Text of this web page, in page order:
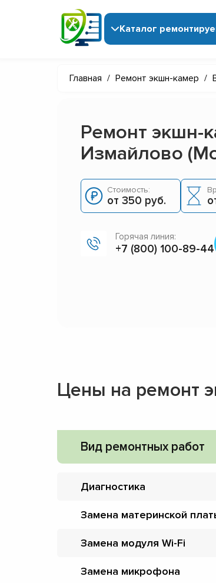
Каталог
Главная / Ремонт экшн-камер /
Ремонт экшн-
Измайлово
Стоимость:
от 350 руб.
Горячая линия:
+7 (800) 100-89-44
Цены на ремонт
Вид ремонтных работ
Диагностика
Замена материнской
Замена модуля Wi-Fi
Замена микрофона